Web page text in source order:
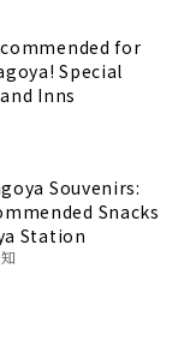
for
Special
Inns
Souvenirs:
Snacks
Station